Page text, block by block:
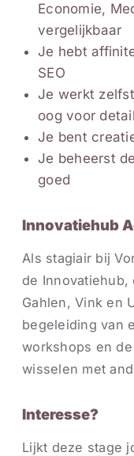
Economie,
vergelijkbaar
Je hebt
SEO
Je werkt
oog voor detail
Je bent
Je beheerst
goed
Innovatiehub
Als stagiair bij
de Innovatiehub,
Gahlen, Vink en
begeleiding van
workshops en
wisselen met
Interesse?
Lijkt deze stage